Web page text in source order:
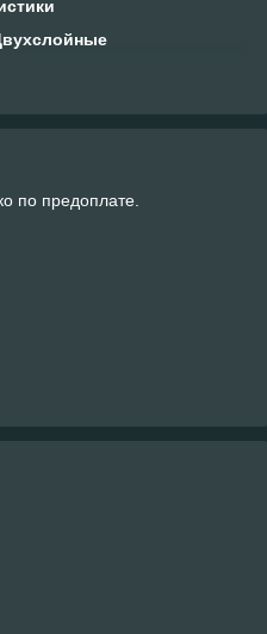
по предоплате.